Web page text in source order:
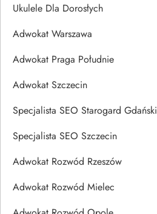
Ukulele Dla Dorosłych
Adwokat Warszawa
Adwokat Praga Południe
Adwokat Szczecin
Specjalista SEO Starogard Gdański
Specjalista SEO Szczecin
Adwokat Rozwód Rzeszów
Adwokat Rozwód Mielec